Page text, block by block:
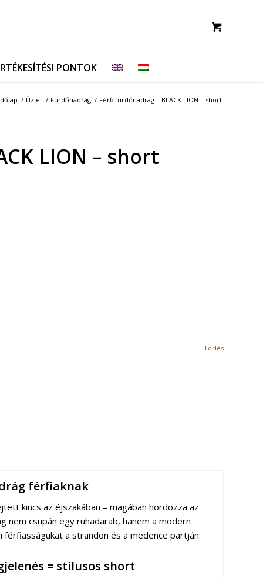
PONTOK
/ Üzlet / Fürdőnadrág / Férfi fürdőnadrág – BLACK LION – short
LION – short
Törlés
férfiaknak
kincs az éjszakában – magában hordozza az
csupán egy ruhadarab, hanem a modern
a strandon és a medence partján.
= stílusos short